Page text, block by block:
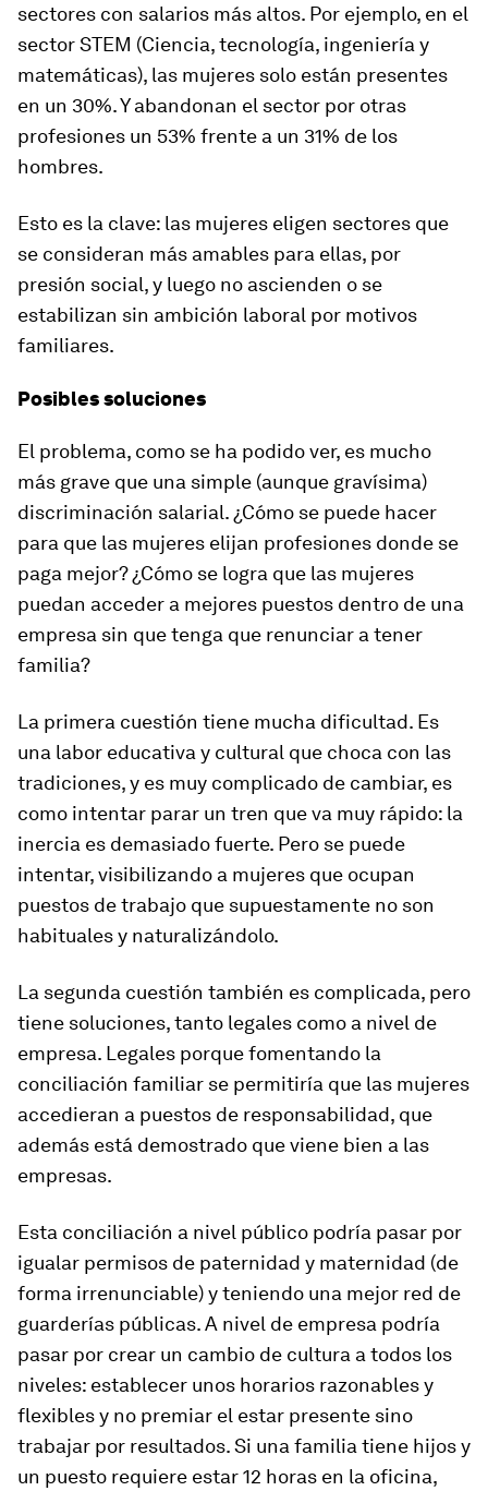
sectores con salarios más altos. Por ejemplo, en el
sector STEM (Ciencia, tecnología, ingeniería y
matemáticas), las mujeres solo están presentes
en un 30%. Y abandonan el sector por otras
profesiones un 53% frente a un 31% de los
hombres.
Esto es la clave: las mujeres eligen sectores que
se consideran más amables para ellas, por
presión social, y luego no ascienden o se
estabilizan sin ambición laboral por motivos
familiares.
Posibles soluciones
El problema, como se ha podido ver, es mucho
más grave que una simple (aunque gravísima)
discriminación salarial. ¿Cómo se puede hacer
para que las mujeres elijan profesiones donde se
paga mejor? ¿Cómo se logra que las mujeres
puedan acceder a mejores puestos dentro de una
empresa sin que tenga que renunciar a tener
familia?
La primera cuestión tiene mucha dificultad. Es
una labor educativa y cultural que choca con las
tradiciones, y es muy complicado de cambiar, es
como intentar parar un tren que va muy rápido: la
inercia es demasiado fuerte. Pero se puede
intentar, visibilizando a mujeres que ocupan
puestos de trabajo que supuestamente no son
habituales y naturalizándolo.
La segunda cuestión también es complicada, pero
tiene soluciones, tanto legales como a nivel de
empresa. Legales porque fomentando la
conciliación familiar se permitiría que las mujeres
accedieran a puestos de responsabilidad, que
además está demostrado que viene bien a las
empresas.
Esta conciliación a nivel público podría pasar por
igualar permisos de paternidad y maternidad (de
forma irrenunciable) y teniendo una mejor red de
guarderías públicas. A nivel de empresa podría
pasar por crear un cambio de cultura a todos los
niveles: establecer unos horarios razonables y
flexibles y no premiar el estar presente sino
trabajar por resultados. Si una familia tiene hijos y
un puesto requiere estar 12 horas en la oficina,